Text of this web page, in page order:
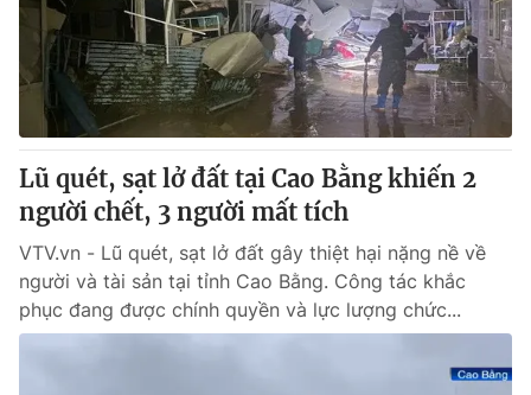
Lũ quét, sạt lở đất tại Cao Bằng khiến 2
người chết, 3 người mất tích
VTV.vn - Lũ quét, sạt lở đất gây thiệt hại nặng nề về
người và tài sản tại tỉnh Cao Bằng. Công tác khắc
phục đang được chính quyền và lực lượng chức...